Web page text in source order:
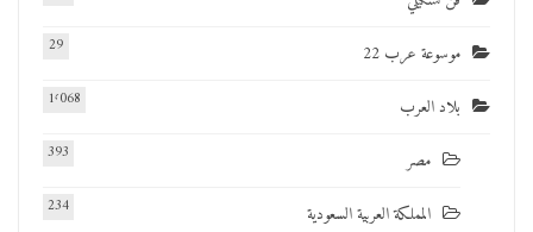
موسوعة عرب 22 29
بلاد العرب 1٬068
مصر 393
المملكة العربية السعودية 234